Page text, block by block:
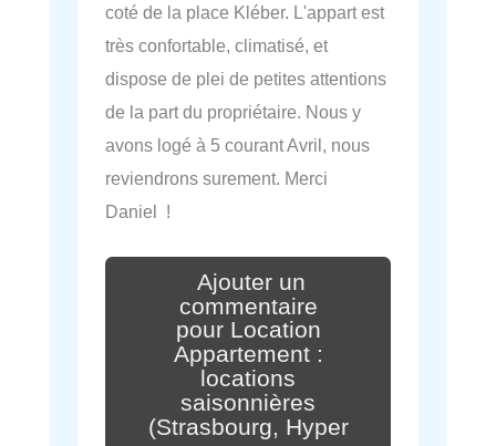
coté de la place Kléber. L'appart est
très confortable, climatisé, et
dispose de plei de petites attentions
de la part du propriétaire. Nous y
avons logé à 5 courant Avril, nous
reviendrons surement. Merci
Daniel !
Ajouter un
commentaire
pour Location
Appartement :
locations
saisonnières
(Strasbourg, Hyper